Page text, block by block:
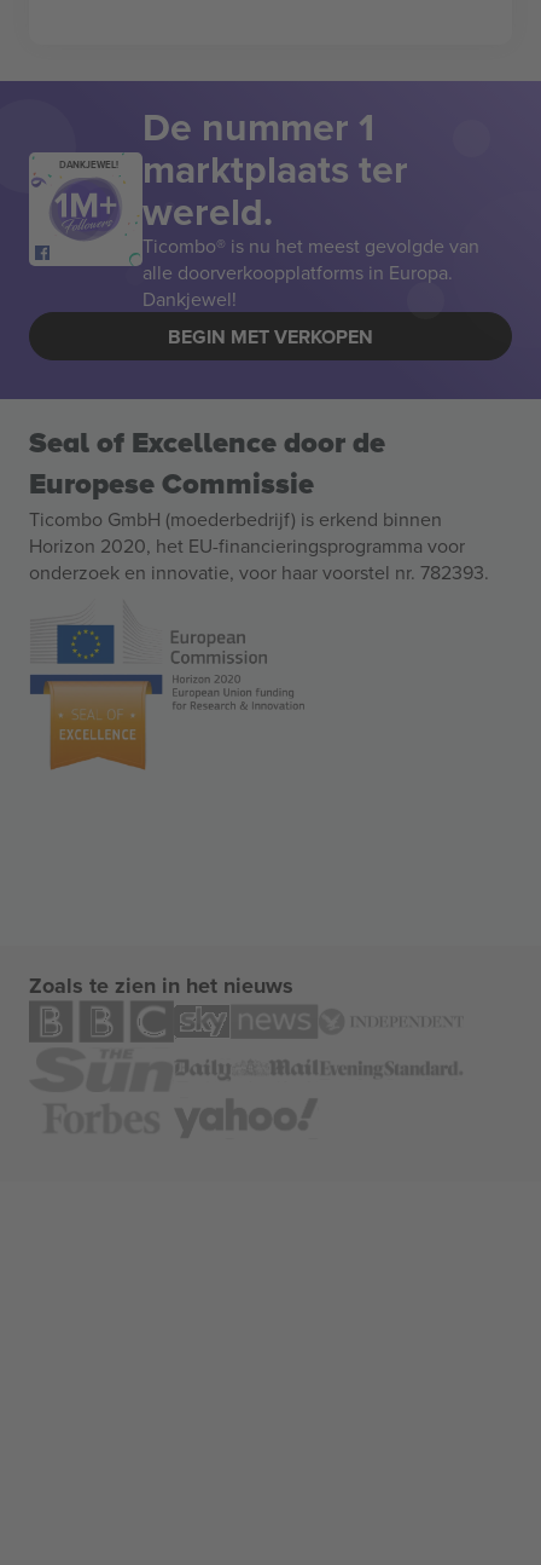
DANKJEWEL!
De nummer 1
marktplaats ter
wereld.
Ticombo® is nu het meest gevolgde van
alle doorverkoopplatforms in Europa.
Dankjewel!
BEGIN MET VERKOPEN
Seal of Excellence door de
Europese Commissie
Ticombo GmbH (moederbedrijf) is erkend binnen
Horizon 2020, het EU-financieringsprogramma voor
onderzoek en innovatie, voor haar voorstel nr. 782393.
Zoals te zien in het nieuws